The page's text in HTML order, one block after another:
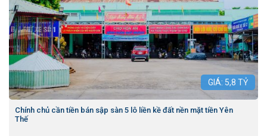
GIÁ: 5,8 TỶ
Chính chủ cần tiền bán sập sàn 5 lô liền kề đất nền mặt tiền Yên
Thế